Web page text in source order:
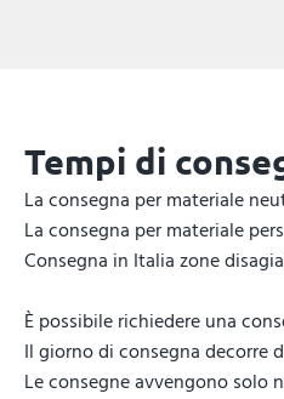
Tempi di
La consegna per materiale
La consegna per materiale
Consegna in Italia zone
È possibile richiedere una
Il giorno di consegna decorre
Le consegne avvengono solo